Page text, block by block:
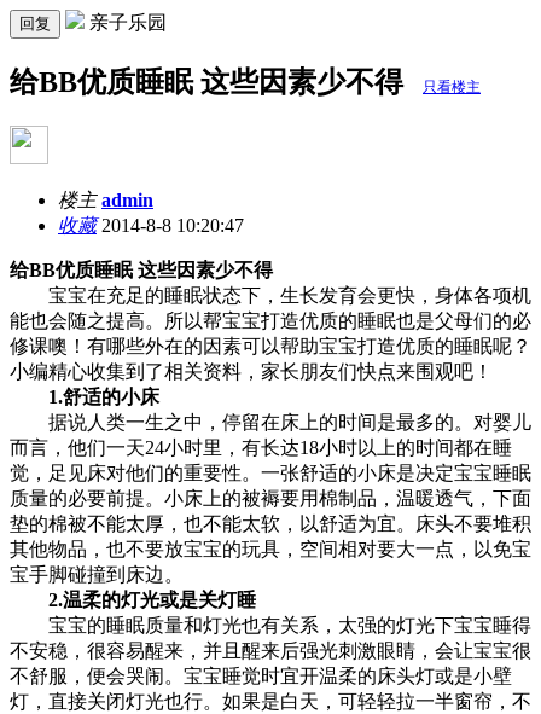
回复 亲子乐园
给BB优质睡眠 这些因素少不得 只看楼主
楼主 admin
收藏2014-8-8 10:20:47
给BB优质睡眠 这些因素少不得
宝宝在充足的睡眠状态下，生长发育会更快，身体各项机
能也会随之提高。所以帮宝宝打造优质的睡眠也是父母们的必
修课噢！有哪些外在的因素可以帮助宝宝打造优质的睡眠呢？
小编精心收集到了相关资料，家长朋友们快点来围观吧！
1.舒适的小床
据说人类一生之中，停留在床上的时间是最多的。对婴儿
而言，他们一天24小时里，有长达18小时以上的时间都在睡
觉，足见床对他们的重要性。一张舒适的小床是决定宝宝睡眠
质量的必要前提。小床上的被褥要用棉制品，温暖透气，下面
垫的棉被不能太厚，也不能太软，以舒适为宜。床头不要堆积
其他物品，也不要放宝宝的玩具，空间相对要大一点，以免宝
宝手脚碰撞到床边。
2.温柔的灯光或是关灯睡
宝宝的睡眠质量和灯光也有关系，太强的灯光下宝宝睡得
不安稳，很容易醒来，并且醒来后强光刺激眼睛，会让宝宝很
不舒服，便会哭闹。宝宝睡觉时宜开温柔的床头灯或是小壁
灯，直接关闭灯光也行。如果是白天，可轻轻拉一半窗帘，不